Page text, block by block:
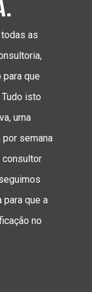
as
que
isto
uma
semana
para que a
no